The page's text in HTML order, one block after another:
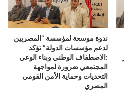
ندوة موسعة لمؤسسة “المصريين
لدعم مؤسسات الدولة” تؤكد
:الاصطفاف الوطني وبناء الوعي
المجتمعي ضرورة لمواجهة
التحديات وحماية الأمن القومي
المصري